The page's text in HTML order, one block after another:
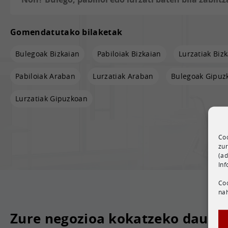
Gomendatutako bilaketak
Bulegoak Bizkaian Pabiloiak Bizkaian Lurzatiak
Pabiloiak Araban Lurzatiak Araban Bulegoak
Lurzatiak Gipuzkoan
Zure negozioa kokatzeko